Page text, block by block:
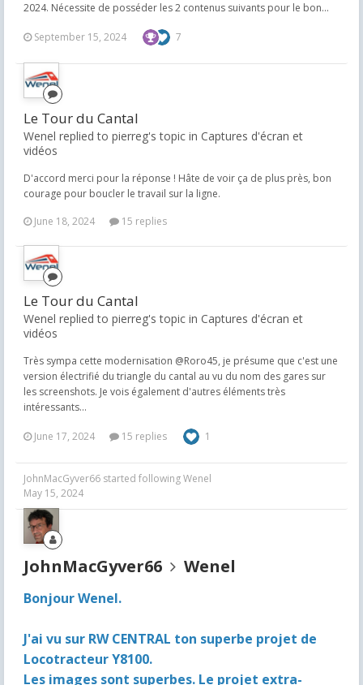
2024. Nécessite de posséder les 2 contenus suivants pour le bon...
September 15, 2024 7
Le Tour du Cantal
Wenel replied to pierreg's topic in Captures d'écran et
vidéos
D'accord merci pour la réponse ! Hâte de voir ça de plus près, bon
courage pour boucler le travail sur la ligne.
June 18, 2024
15 replies
Le Tour du Cantal
Wenel replied to pierreg's topic in Captures d'écran et
vidéos
Très sympa cette modernisation @Roro45, je présume que c'est une
version électrifié du triangle du cantal au vu du nom des gares sur
les screenshots. Je vois également d'autres éléments très
intéressants...
June 17, 2024 15 replies 1
JohnMacGyver66 started followingWenel
May 15, 2024
JohnMacGyver66 Wenel
Bonjour Wenel.
J'ai vu sur RW CENTRAL ton superbe projet de
Locotracteur Y8100.
Les images sont superbes. Le projet extra-